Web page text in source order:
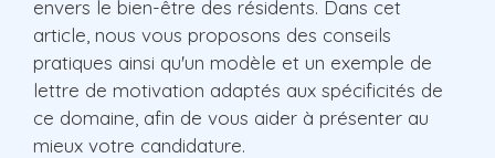
envers le bien-être des résidents. Dans cet
article, nous vous proposons des conseils
pratiques ainsi qu'un modèle et un exemple de
lettre de motivation adaptés aux spécificités de
ce domaine, afin de vous aider à présenter au
mieux votre candidature.